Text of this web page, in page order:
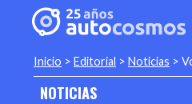
Inicio > Editorial > Noticias >
NOTICIAS